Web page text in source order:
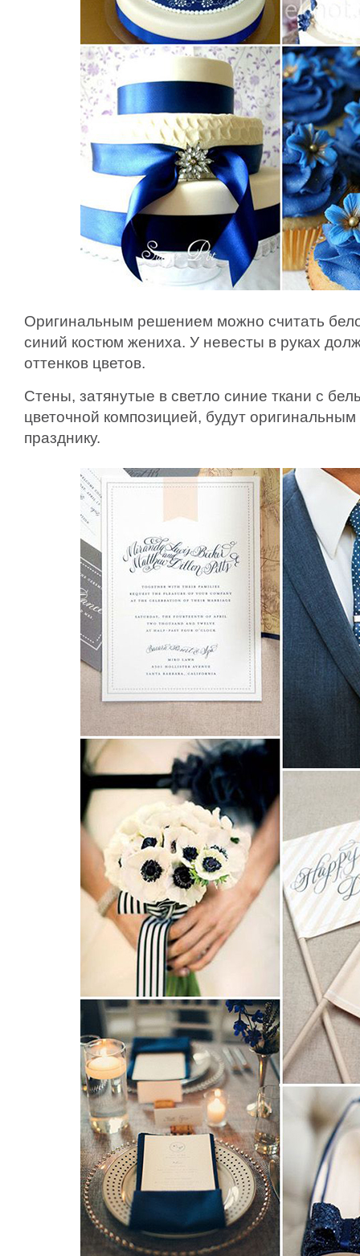
Оригинальным решением можно считать
синий костюм жениха. У невесты в руках
оттенков цветов.
Стены, затянутые в светло синие ткани с
цветочной композицией, будут
празднику.